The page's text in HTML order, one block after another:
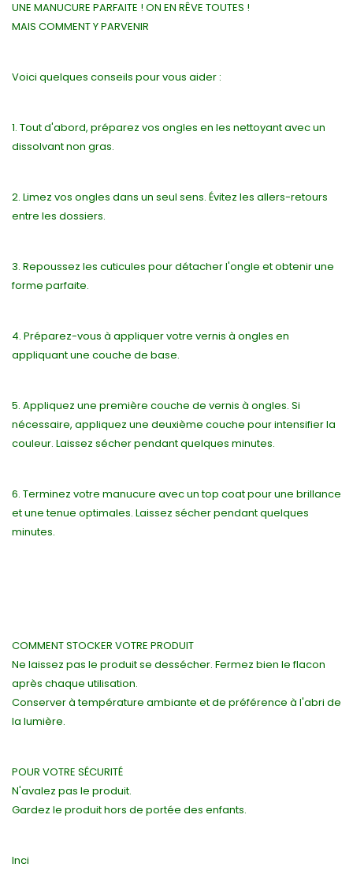
UNE MANUCURE PARFAITE ! ON EN RÊVE TOUTES !
MAIS COMMENT Y PARVENIR
Voici quelques conseils pour vous aider :
1. Tout d'abord, préparez vos ongles en les nettoyant avec un
dissolvant non gras.
2. Limez vos ongles dans un seul sens. Évitez les allers-retours
entre les dossiers.
3. Repoussez les cuticules pour détacher l'ongle et obtenir une
forme parfaite.
4. Préparez-vous à appliquer votre vernis à ongles en
appliquant une couche de base.
5. Appliquez une première couche de vernis à ongles. Si
nécessaire, appliquez une deuxième couche pour intensifier la
couleur. Laissez sécher pendant quelques minutes.
6. Terminez votre manucure avec un top coat pour une brillance
et une tenue optimales. Laissez sécher pendant quelques
minutes.
COMMENT STOCKER VOTRE PRODUIT
Ne laissez pas le produit se dessécher. Fermez bien le flacon
après chaque utilisation.
Conserver à température ambiante et de préférence à l'abri de
la lumière.
POUR VOTRE SÉCURITÉ
N'avalez pas le produit.
Gardez le produit hors de portée des enfants.
Inci